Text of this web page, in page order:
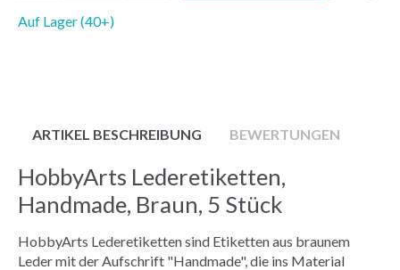
Auf Lager (40+)
ARTIKEL BESCHREIBUNG BEWERTUNGEN
HobbyArts Lederetiketten,
Handmade, Braun, 5 Stück
HobbyArts Lederetiketten sind Etiketten aus braunem
Leder mit der Aufschrift "Handmade", die ins Material